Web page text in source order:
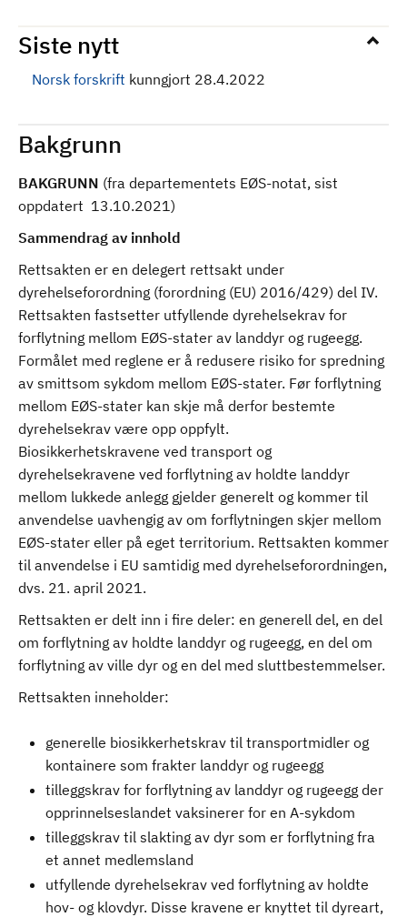
Siste nytt
Norsk forskrift kunngjort 28.4.2022
Bakgrunn
BAKGRUNN (fra departementets EØS-notat, sist
oppdatert 13.10.2021)
Sammendrag av innhold
Rettsakten er en delegert rettsakt under
dyrehelseforordning (forordning (EU) 2016/429) del IV.
Rettsakten fastsetter utfyllende dyrehelsekrav for
forflytning mellom EØS-stater av landdyr og rugeegg.
Formålet med reglene er å redusere risiko for spredning
av smittsom sykdom mellom EØS-stater. Før forflytning
mellom EØS-stater kan skje må derfor bestemte
dyrehelsekrav være opp oppfylt.
Biosikkerhetskravene ved transport og
dyrehelsekravene ved forflytning av holdte landdyr
mellom lukkede anlegg gjelder generelt og kommer til
anvendelse uavhengig av om forflytningen skjer mellom
EØS-stater eller på eget territorium. Rettsakten kommer
til anvendelse i EU samtidig med dyrehelseforordningen,
dvs. 21. april 2021.
Rettsakten er delt inn i fire deler: en generell del, en del
om forflytning av holdte landdyr og rugeegg, en del om
forflytning av ville dyr og en del med sluttbestemmelser.
Rettsakten inneholder:
generelle biosikkerhetskrav til transportmidler og
kontainere som frakter landdyr og rugeegg
tilleggskrav for forflytning av landdyr og rugeegg der
opprinnelseslandet vaksinerer for en A-sykdom
tilleggskrav til slakting av dyr som er forflytning fra
et annet medlemsland
utfyllende dyrehelsekrav ved forflytning av holdte
hov- og klovdyr. Disse kravene er knyttet til dyreart,